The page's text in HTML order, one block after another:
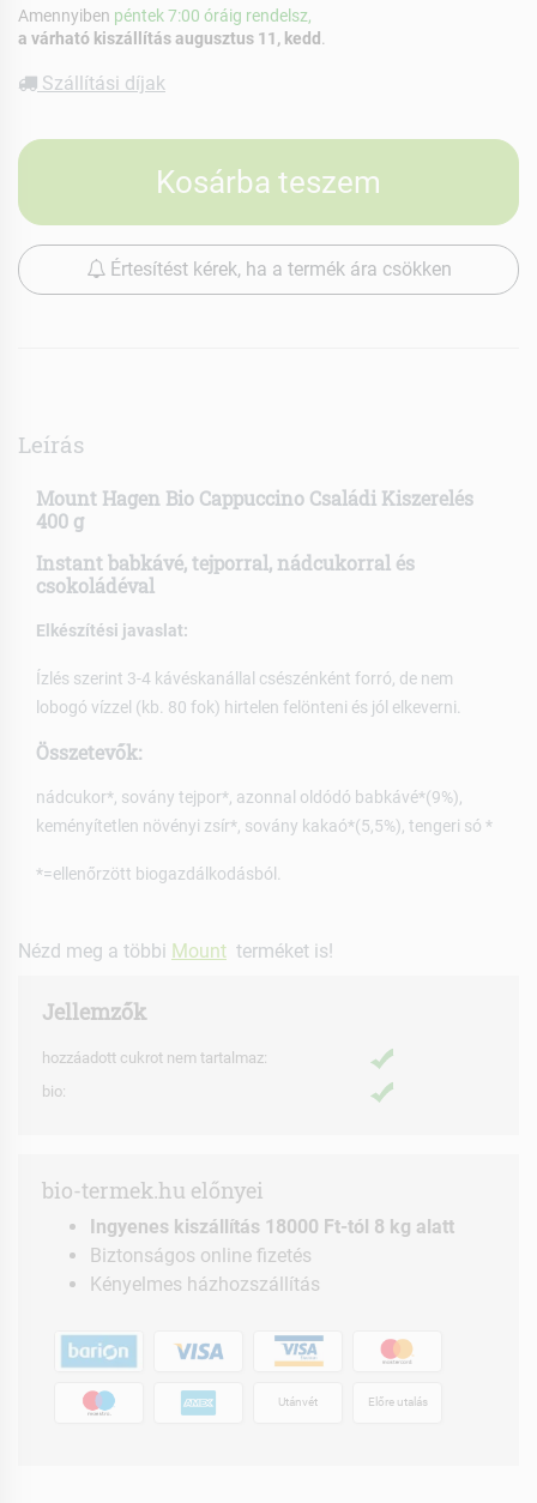
Amennyiben péntek 7:00 óráig rendelsz,
a várható kiszállítás augusztus 11, kedd
Szállítási díjak
Kosárba teszem
Értesítést kérek, ha a termék ára csökken
Leírás
Mount Hagen Bio Cappuccino Családi Kiszerelés
400 g
Instant babkávé, tejporral, nádcukorral és
csokoládéval
Elkészítési javaslat:
Ízlés szerint 3-4 kávéskanállal csészénként forró, de nem
lobogó vízzel (kb. 80 fok) hirtelen felönteni és jól elkeverni.
Összetevők:
nádcukor*, sovány tejpor*, azonnal oldódó babkávé*(9%),
keményítetlen növényi zsír*, sovány kakaó*(5,5%), tengeri só *
*=ellenőrzött biogazdálkodásból.
Nézd meg a többi Mount terméket is!
Jellemzők
hozzáadott cukrot nem tartalmaz:
bio:
bio-termek.hu előnyei
Ingyenes kiszállítás 18000 Ft-tól 8 kg alatt
Biztonságos online fizetés
Kényelmes házhozszállítás
Utánvét Előre utalás